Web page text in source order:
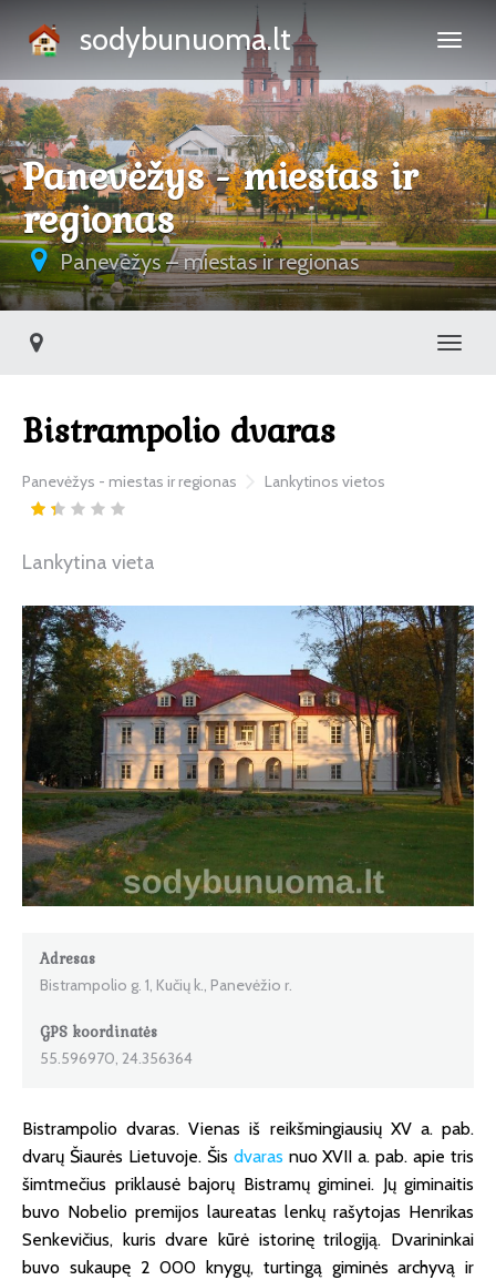
sodybunuoma.lt
Panevėžys - miestas ir
regionas
Panevėžys – miestas ir regionas
Bistrampolio dvaras
Panevėžys - miestas ir regionas Lankytinos vietos
Lankytina vieta
Adresas
Bistrampolio g. 1, Kučių k., Panevėžio r.
GPS koordinatės
55.596970, 24.356364
Bistrampolio dvaras. Vienas iš reikšmingiausių XV a. pab.
dvarų Šiaurės Lietuvoje. Šis dvaras nuo XVII a. pab. apie tris
šimtmečius priklausė bajorų Bistramų giminei. Jų giminaitis
buvo Nobelio premijos laureatas lenkų rašytojas Henrikas
Senkevičius, kuris dvare kūrė istorinę trilogiją. Dvarininkai
buvo sukaupę 2 000 knygų, turtingą giminės archyvą ir